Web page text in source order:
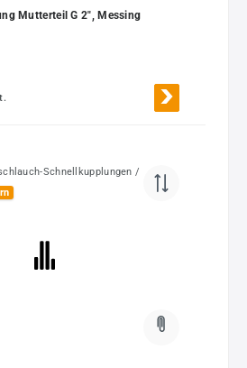
Mutterteil G 2", Messing